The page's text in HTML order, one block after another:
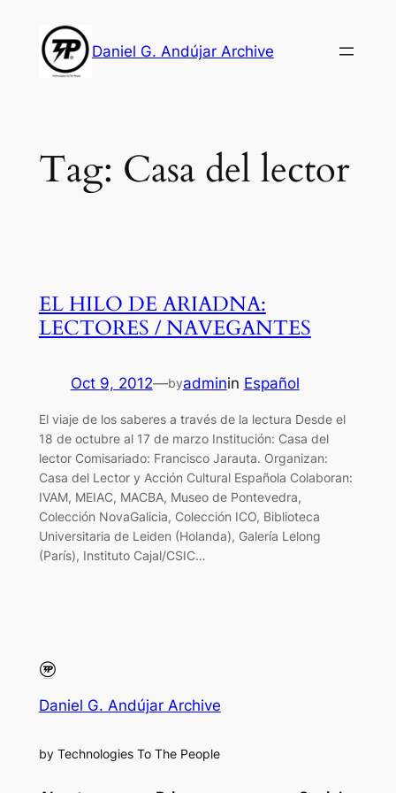
content
Daniel G. Andújar Archive
Tag: Casa del lector
EL HILO DE ARIADNA:
LECTORES / NAVEGANTES
Oct 9, 2012—byadminin Español
El viaje de los saberes a través de la lectura Desde el
18 de octubre al 17 de marzo Institución: Casa del
lector Comisariado: Francisco Jarauta. Organizan:
Casa del Lector y Acción Cultural Española Colaboran:
IVAM, MEIAC, MACBA, Museo de Pontevedra,
Colección NovaGalicia, Colección ICO, Biblioteca
Universitaria de Leiden (Holanda), Galería Lelong
(París), Instituto Cajal/CSIC…
Daniel G. Andújar Archive
by Technologies To The People